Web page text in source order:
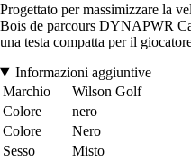
Progettato per massimizzare la
Bois de parcours DYNAPWR
una testa compatta per il
Informazioni aggiuntive
Marchio
Wilson Golf
Colore
nero
Colore
Nero
Sesso
Misto